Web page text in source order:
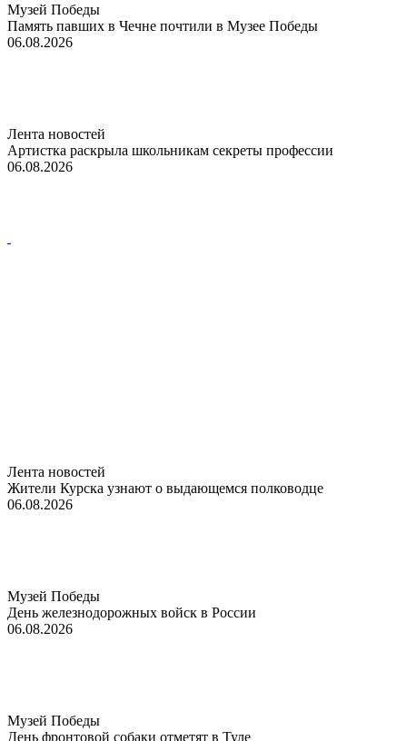
Музей Победы
Память павших в Чечне почтили в Музее Победы
06.08.2026
Лента новостей
Артистка раскрыла школьникам секреты профессии
06.08.2026
Лента новостей
Жители Курска узнают о выдающемся полководце
06.08.2026
Музей Победы
День железнодорожных войск в России
06.08.2026
Музей Победы
День фронтовой собаки отметят в Туле